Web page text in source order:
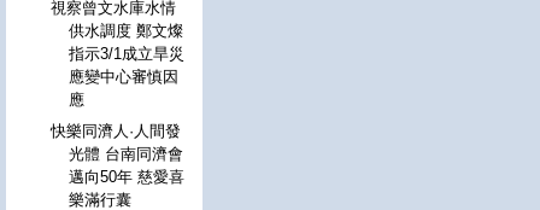
視察曾文水庫水情
供水調度 鄭文燦
指示3/1成立旱災
應變中心審慎因
應
快樂同濟人·人間發
光體 台南同濟會
邁向50年 慈愛喜
樂滿行囊